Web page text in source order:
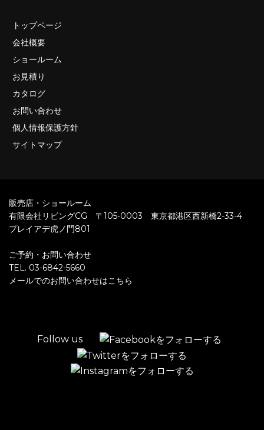
トップページ
会社概要
ショールーム
お見積り
カタログ
お問い合わせ
個人情報保護方針
サイトマップ
販売店・ショールーム
有限会社リビングCG 〒105-0003 東京都港区西新橋2-33-4
プレイアデ虎ノ門801
ご予約・お問い合わせ
TEL. 03-6842-5660
メールでのお問い合わせはこちら
Follow us